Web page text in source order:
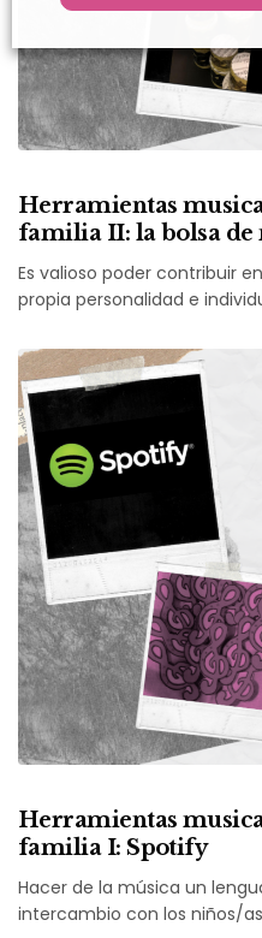
Herramientas
familia II: la bolsa de
Es valioso poder contribuir
propia personalidad e
Herramientas
familia I: Spotify
Hacer de la música un
intercambio con los niños/